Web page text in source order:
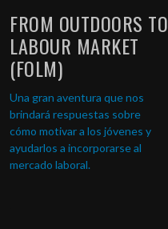
FROM OUTDOORS TO
LABOUR MARKET
(FOLM)
Una gran aventura que nos
brindará respuestas sobre
cómo motivar a los jóvenes y
ayudarlos a incorporarse al
mercado laboral.